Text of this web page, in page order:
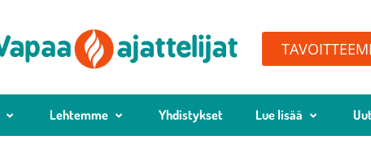
Lehtemme Yhdistykset Lue lisää